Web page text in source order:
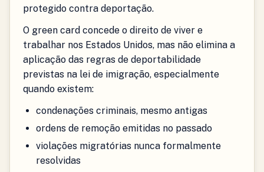
protegido contra deportação.
O green card concede o direito de viver e
trabalhar nos Estados Unidos, mas não elimina a
aplicação das regras de deportabilidade
previstas na lei de imigração, especialmente
quando existem:
condenações criminais, mesmo antigas
ordens de remoção emitidas no passado
violações migratórias nunca formalmente
resolvidas